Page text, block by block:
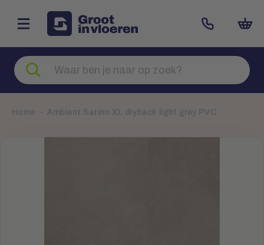
Zoeken
naar
producten
Home Ambiant Sarino XL dryback light grey PVC